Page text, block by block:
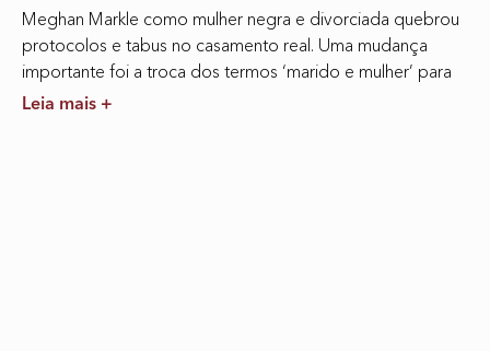
Meghan Markle como mulher negra e divorciada quebrou
protocolos e tabus no casamento real. Uma mudança
importante foi a troca dos termos ‘marido e mulher’ para
Leia mais +